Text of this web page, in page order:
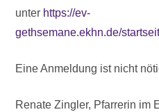
unter https://ev-
gethsemane.ekhn.de/
Eine Anmeldung ist nicht
Renate Zingler, Pfarrerin im